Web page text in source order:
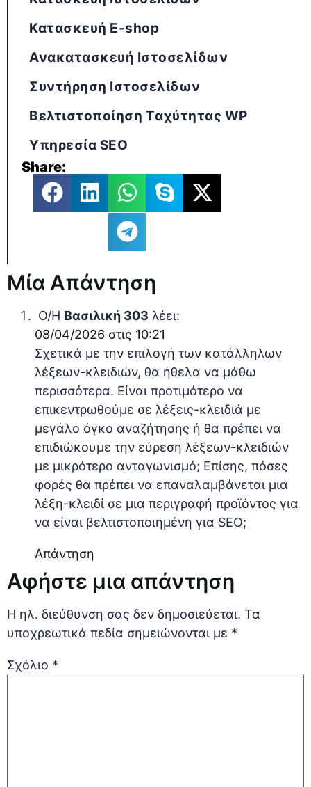
Κατασκευή E-shop
Ανακατασκευή Ιστοσελίδων
Συντήρηση Ιστοσελίδων
Βελτιστοποίηση Tαχύτητας WP
Υπηρεσία SEO
Share:
Μία Απάντηση
Ο/Η Βασιλική 303 λέει:
08/04/2026 στις 10:21
Σχετικά με την επιλογή των κατάλληλων
λέξεων-κλειδιών, θα ήθελα να μάθω
περισσότερα. Είναι προτιμότερο να
επικεντρωθούμε σε λέξεις-κλειδιά με
μεγάλο όγκο αναζήτησης ή θα πρέπει να
επιδιώκουμε την εύρεση λέξεων-κλειδιών
με μικρότερο ανταγωνισμό; Επίσης, πόσες
φορές θα πρέπει να επαναλαμβάνεται μια
λέξη-κλειδί σε μια περιγραφή προϊόντος για
να είναι βελτιστοποιημένη για SEO;
Απάντηση
Αφήστε μια απάντηση
Η ηλ. διεύθυνση σας δεν δημοσιεύεται. Τα
υποχρεωτικά πεδία σημειώνονται με *
Σχόλιο *